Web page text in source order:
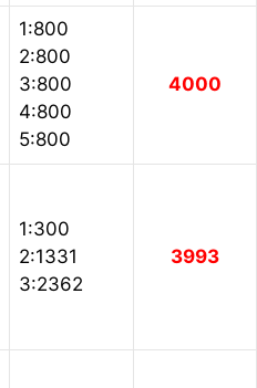
1:800
2:800
3:800
4:800
5:800
4000
1:300
2:1331
3:2362
3993